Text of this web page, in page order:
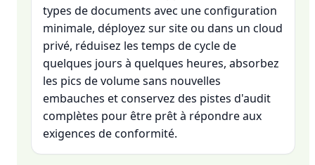
types de documents avec une configuration
minimale, déployez sur site ou dans un cloud
privé, réduisez les temps de cycle de
quelques jours à quelques heures, absorbez
les pics de volume sans nouvelles
embauches et conservez des pistes d'audit
complètes pour être prêt à répondre aux
exigences de conformité.